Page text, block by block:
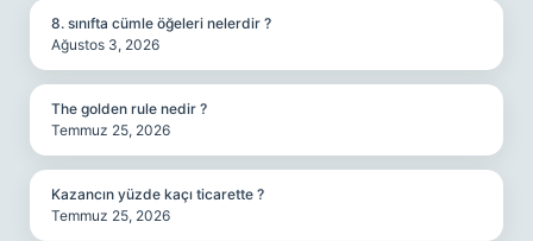
8. sınıfta cümle öğeleri nelerdir ?
Ağustos 3, 2026
The golden rule nedir ?
Temmuz 25, 2026
Kazancın yüzde kaçı ticarette ?
Temmuz 25, 2026